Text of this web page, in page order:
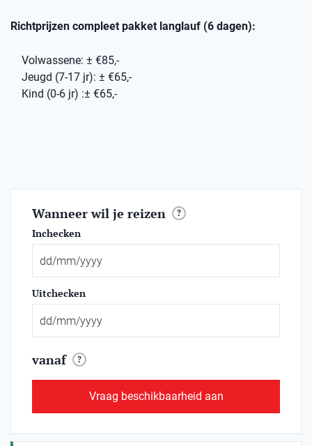
Richtprijzen compleet pakket langlauf (6 dagen):
Volwassene: ± €85,-
Jeugd (7-17 jr): ± €65,-
Kind (0-6 jr) :± €65,-
Wanneer wil je reizen ?
Inchecken
Uitchecken
vanaf ?
Vraag beschikbaarheid aan